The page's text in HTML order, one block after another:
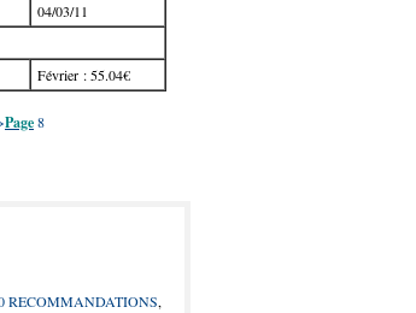
04/03/11
Février : 55.04€
Page8
RECOMMANDATIONS,